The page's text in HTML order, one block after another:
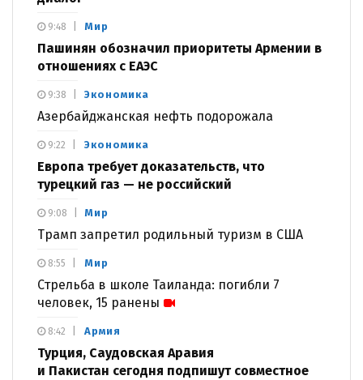
Мир
Пашинян обозначил приоритеты Армении в
отношениях с ЕАЭС
9:48
Экономика
Азербайджанская нефть подорожала
9:38
Экономика
Европа требует доказательств, что
турецкий газ — не российский
9:22
Мир
Трамп запретил родильный туризм в США
9:08
Мир
Стрельба в школе Таиланда: погибли 7
человек, 15 ранены
8:55
Армия
Турция, Саудовская Аравия
и Пакистан сегодня подпишут совместное
8:42